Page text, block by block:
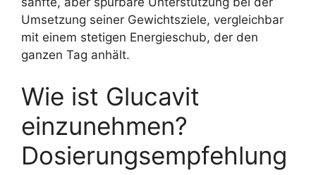
Umsetzung seiner Gewichtsziele, vergleichbar
mit einem stetigen Energieschub, der den
ganzen Tag anhält.
Wie ist Glucavit
einzunehmen?
Dosierungsempfehlung